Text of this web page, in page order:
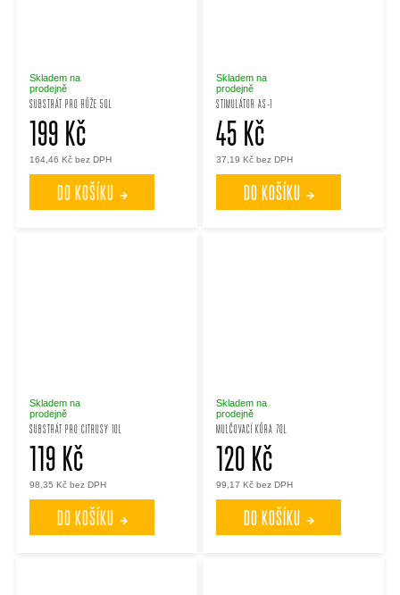
SUBSTRÁT PRO RŮŽE 50L
Skladem na
prodejně
164,46 Kč bez DPH
199 Kč
DO KOŠÍKU
STIMULÁTOR AS-1
Skladem na
prodejně
37,19 Kč bez DPH
45 Kč
DO KOŠÍKU
SUBSTRÁT PRO CITRUSY 10L
Skladem na
prodejně
98,35 Kč bez DPH
119 Kč
DO KOŠÍKU
MULČOVACÍ KŮRA 70L
Skladem na
prodejně
99,17 Kč bez DPH
120 Kč
DO KOŠÍKU